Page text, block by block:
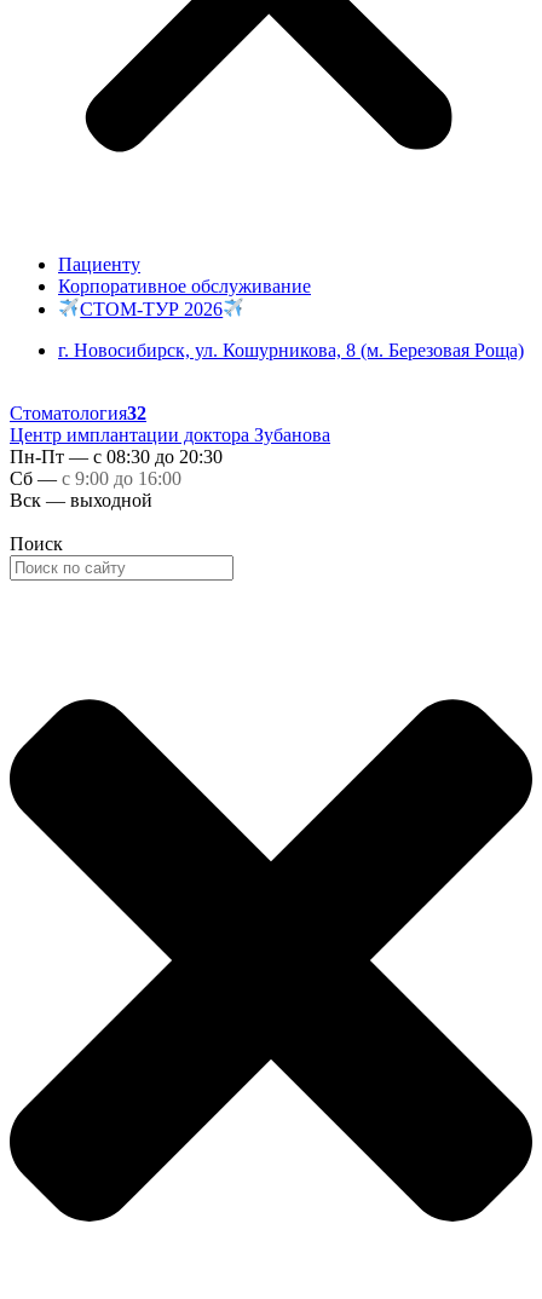
Пациенту
Корпоративное обслуживание
СТОМ-ТУР 2026
г. Новосибирск, ул. Кошурникова, 8 (м. Березовая Роща)
Стоматология32
Центр имплантации доктора Зубанова
Пн-Пт — с 08:30 до 20:30
Сб — с 9:00 до 16:00
Вск — выходной
Поиск